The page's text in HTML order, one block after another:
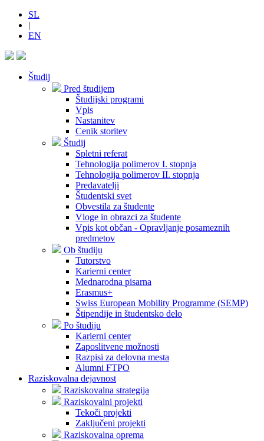
SL
|
EN
Študij
Pred študijem
Študijski programi
Vpis
Nastanitev
Cenik storitev
Študij
Spletni referat
Tehnologija polimerov I. stopnja
Tehnologija polimerov II. stopnja
Predavatelji
Študentski svet
Obvestila za študente
Vloge in obrazci za študente
Vpis kot občan - Opravljanje posameznih
predmetov
Ob študiju
Tutorstvo
Karierni center
Mednarodna pisarna
Erasmus+
Swiss European Mobility Programme (SEMP)
Štipendije in študentsko delo
Po študiju
Karierni center
Zaposlitvene možnosti
Razpisi za delovna mesta
Alumni FTPO
Raziskovalna dejavnost
Raziskovalna strategija
Raziskovalni projekti
Tekoči projekti
Zaključeni projekti
Raziskovalna oprema